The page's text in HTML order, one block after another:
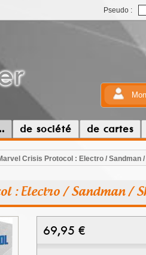
Pseudo :
de société de cartes
Crisis Protocol : Electro / Sandman
: Electro / Sandman /
69,95 €